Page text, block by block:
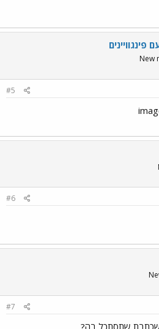
פינגוויינים
New
#5
#6
#7